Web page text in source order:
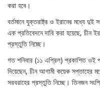
করা হবে।
বর্তমানে যুক্তরাষ্ট্র ও ইরানের মধ্যে
এক প্রতিবেদনে দাবি করা হয়েছে, চীন
প্রস্তুতি নিচ্ছে।
গত শনিবার (১১ এপ্রিল) প্রকাশিত ওই
দিয়েছেন, চীন আগামী কয়েক সপ্তাহের
সরবরাহের প্রস্তুতি নিচ্ছে। তিনজন